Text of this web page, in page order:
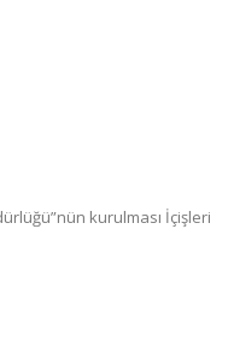
kurulması İçişleri